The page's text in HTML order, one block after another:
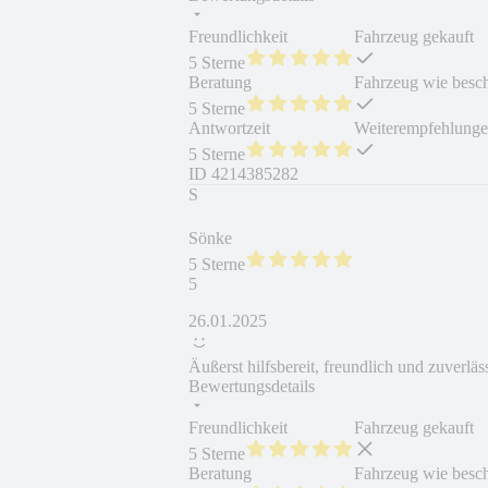
Freundlichkeit
5 Sterne
Beratung
5 Sterne
Antwortzeit
5 Sterne
Fahrzeug gekauft
Fahrzeug wie
ID 4214385282
S
Sönke
5 Sterne
5
26.01.2025
Äußerst hilfsbereit, freundlich und
Bewertungsdetails
Freundlichkeit
5 Sterne
Beratung
Fahrzeug gekauft
Fahrzeug wie